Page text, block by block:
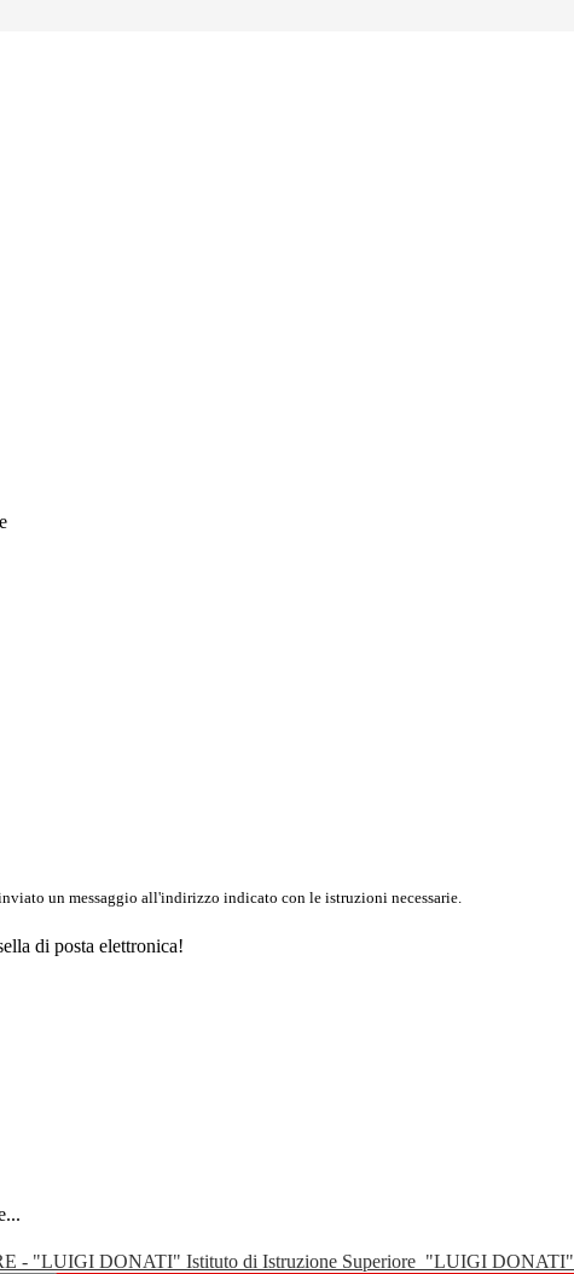
un messaggio all'indirizzo indicato con le istruzioni necessarie.
di posta elettronica!
Istituto di Istruzione Superiore "LUIGI DONATI"